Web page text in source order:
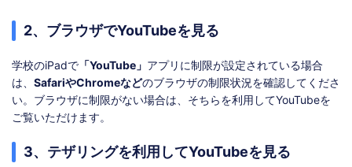
2、ブラウザでYouTubeを見る
学校のiPadで 「YouTube」 アプリに制限が設定されている場合
は、 SafariやChromeなどのブラウザの制限状況を確認してくださ
い。ブラウザに制限がない場合は、そちらを利用してYouTubeを
ご覧いただけます。
3、テザリングを利用してYouTubeを見る